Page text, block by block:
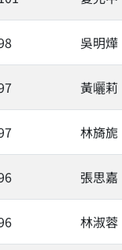
吳明燁
黃囇莉
林旖旎
張思嘉
林淑蓉